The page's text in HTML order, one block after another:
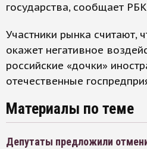
государства, сообщает
Участники рынка считают,
окажет негативное
российские «дочки»
отечественные
Материалы по теме
Депутаты предложили